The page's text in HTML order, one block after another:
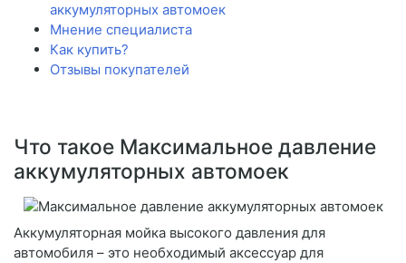
аккумуляторных автомоек
Мнение специалиста
Как купить?
Отзывы покупателей
Что такое Максимальное давление
аккумуляторных автомоек
Аккумуляторная мойка высокого давления для
автомобиля – это необходимый аксессуар для